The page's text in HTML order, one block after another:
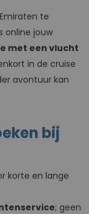
te
online jouw
met een vlucht
in de cruise
avontuur kan
bij
korte en lange
; geen